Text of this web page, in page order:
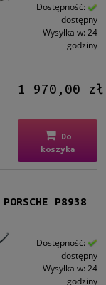
Dostępność:
dostępny
Wysyłka w: 24
godziny
1 970,00 zł
Do
koszyka
PORSCHE P8938
Dostępność:
dostępny
Wysyłka w: 24
godziny